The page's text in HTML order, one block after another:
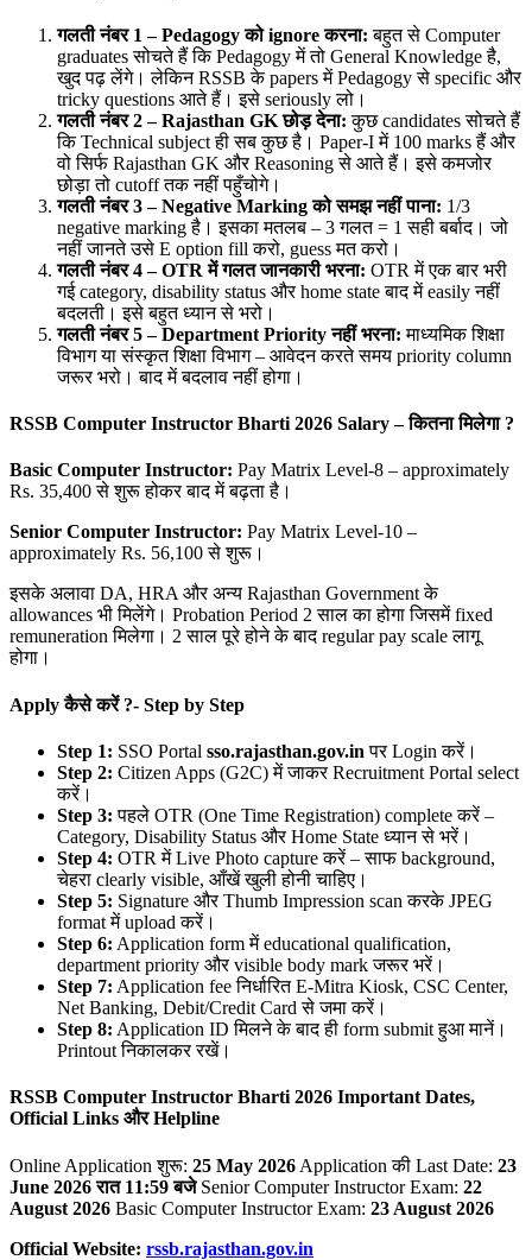
गलती नंबर 1 – Pedagogyको ignoreकरना: बहुत से Computer
graduates सोचते हैं कि Pedagogy में तो General Knowledge है,
खुद पढ़ लेंगे। लेकिन RSSB के papers में Pedagogy से specific और
tricky questions आते हैं। इसे seriously लो।
गलती नंबर 2 – Rajasthan GKछोड़ देना: कुछ candidates सोचते हैं
कि Technical subject ही सब कुछ है। Paper-I में 100 marks हैं और
वो सिर्फ Rajasthan GK और Reasoning से आते हैं। इसे कमजोर
छोड़ा तो cutoff तक नहीं पहुँचोगे।
गलती नंबर 3 – Negative Markingको समझ नहीं पाना: 1/3
negative marking है। इसका मतलब – 3 गलत = 1 सही बर्बाद। जो
नहीं जानते उसे E option fill करो, guess मत करो।
गलती नंबर 4 – OTRमें गलत जानकारी भरना: OTR में एक बार भरी
गई category, disability status और home state बाद में easily नहीं
बदलती। इसे बहुत ध्यान से भरो।
गलती नंबर 5 – Department Priorityनहीं भरना: माध्यमिक शिक्षा
विभाग या संस्कृत शिक्षा विभाग – आवेदन करते समय priority column
जरूर भरो। बाद में बदलाव नहीं होगा।
RSSB Computer Instructor Bharti 2026 Salary –कितना मिलेगा ?
Basic Computer Instructor: Pay Matrix Level-8 – approximately
Rs. 35,400 से शुरू होकर बाद में बढ़ता है।
Senior Computer Instructor: Pay Matrix Level-10 –
approximately Rs. 56,100 से शुरू।
इसके अलावा DA, HRA और अन्य Rajasthan Government के
allowances भी मिलेंगे। Probation Period 2 साल का होगा जिसमें fixed
remuneration मिलेगा। 2 साल पूरे होने के बाद regular pay scale लागू
होगा।
Applyकैसे करें ?- Step by Step
Step 1: SSO Portal sso.rajasthan.gov.in पर Login करें।
Step 2: Citizen Apps (G2C) में जाकर Recruitment Portal select
करें।
Step 3: पहले OTR (One Time Registration) complete करें –
Category, Disability Status और Home State ध्यान से भरें।
Step 4: OTR में Live Photo capture करें – साफ background,
चेहरा clearly visible, आँखें खुली होनी चाहिए।
Step 5: Signature और Thumb Impression scan करके JPEG
format में upload करें।
Step 6: Application form में educational qualification,
department priority और visible body mark जरूर भरें।
Step 7: Application fee निर्धारित E-Mitra Kiosk, CSC Center,
Net Banking, Debit/Credit Card से जमा करें।
Step 8: Application ID मिलने के बाद ही form submit हुआ मानें।
Printout निकालकर रखें।
RSSB Computer Instructor Bharti 2026 Important Dates,
Official Links और Helpline
Online Application शुरू: 25 May 2026 Application की Last Date: 23
June 2026रात 11:59बजेSenior Computer Instructor Exam: 22
August 2026 Basic Computer Instructor Exam: 23 August 2026
Official Website: rssb.rajasthan.gov.in